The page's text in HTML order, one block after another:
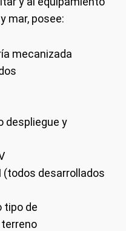
mar, posee:
mecanizada
despliegue y
(todos desarrollados
tipo de